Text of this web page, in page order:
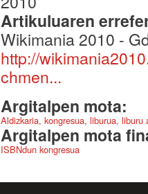
Artikuluaren
Wikimania 2010 -
http://
chmen...
Argitalpen mota:
Aldizkaria, kongresua, liburua,
Argitalpen mota
ISBNdun kongresua